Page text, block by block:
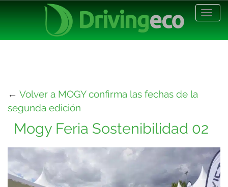
← Volver a MOGY confirma las fechas de la
segunda edición
Mogy Feria Sostenibilidad 02